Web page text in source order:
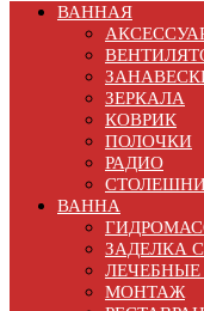
ВАННАЯ
ЗЕРКАЛА
КОВРИК
ПОЛОЧКИ
РАДИО
ВАННА
ЗАДЕЛКА
МОНТАЖ